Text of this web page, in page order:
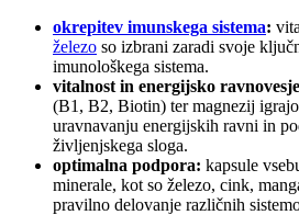
okrepitev imunskega sistema:
železo so izbrani zaradi svoje
imunološkega sistema.
vitalnost in energijsko
(B1, B2, Biotin) ter magnezij
uravnavanju energijskih ravni in
življenjskega sloga.
optimalna podpora: kapsule
minerale, kot so železo, cink,
pravilno delovanje različnih